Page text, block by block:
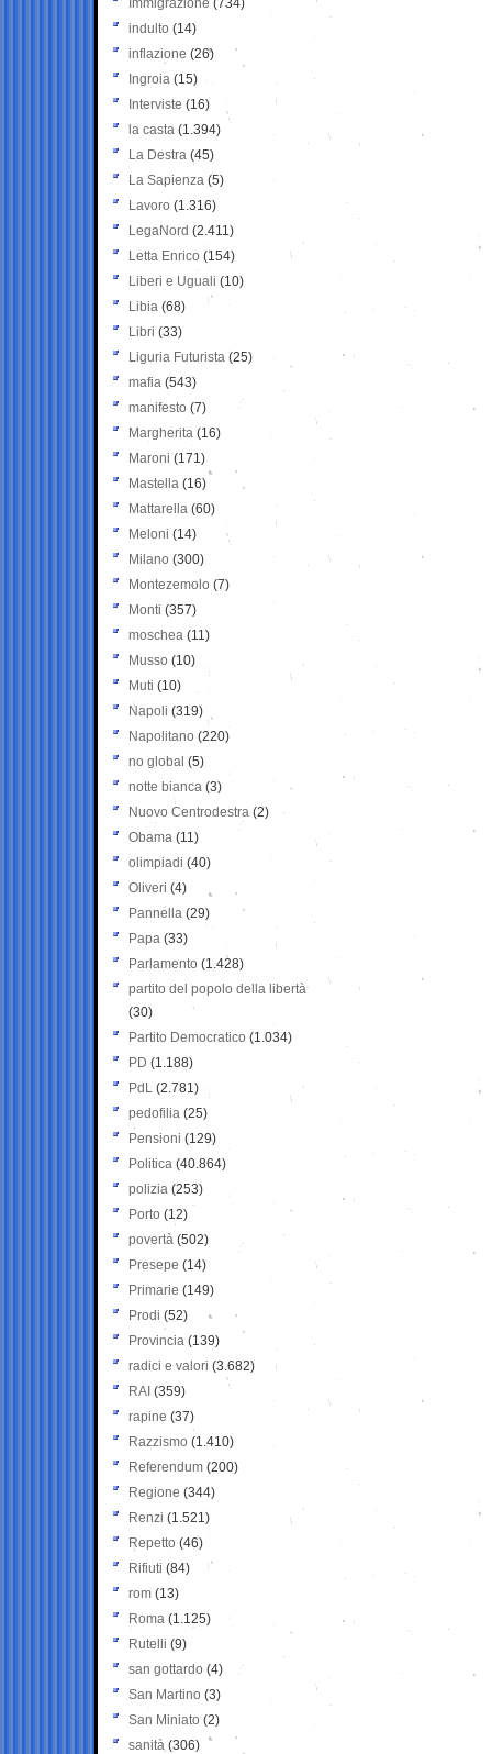
Immigrazione (734)
indulto (14)
inflazione (26)
Ingroia (15)
Interviste (16)
la casta (1.394)
La Destra (45)
La Sapienza (5)
Lavoro (1.316)
LegaNord (2.411)
Letta Enrico (154)
Liberi e Uguali (10)
Libia (68)
Libri (33)
Liguria Futurista (25)
mafia (543)
manifesto (7)
Margherita (16)
Maroni (171)
Mastella (16)
Mattarella (60)
Meloni (14)
Milano (300)
Montezemolo (7)
Monti (357)
moschea (11)
Musso (10)
Muti (10)
Napoli (319)
Napolitano (220)
no global (5)
notte bianca (3)
Nuovo Centrodestra (2)
Obama (11)
olimpiadi (40)
Oliveri (4)
Pannella (29)
Papa (33)
Parlamento (1.428)
partito del popolo della libertà
(30)
Partito Democratico (1.034)
PD (1.188)
PdL (2.781)
pedofilia (25)
Pensioni (129)
Politica (40.864)
polizia (253)
Porto (12)
povertà (502)
Presepe (14)
Primarie (149)
Prodi (52)
Provincia (139)
radici e valori (3.682)
RAI (359)
rapine (37)
Razzismo (1.410)
Referendum (200)
Regione (344)
Renzi (1.521)
Repetto (46)
Rifiuti (84)
rom (13)
Roma (1.125)
Rutelli (9)
san gottardo (4)
San Martino (3)
San Miniato (2)
sanità (306)